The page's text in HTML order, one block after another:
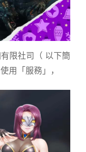
限社司（ 以下簡
用「服務」，